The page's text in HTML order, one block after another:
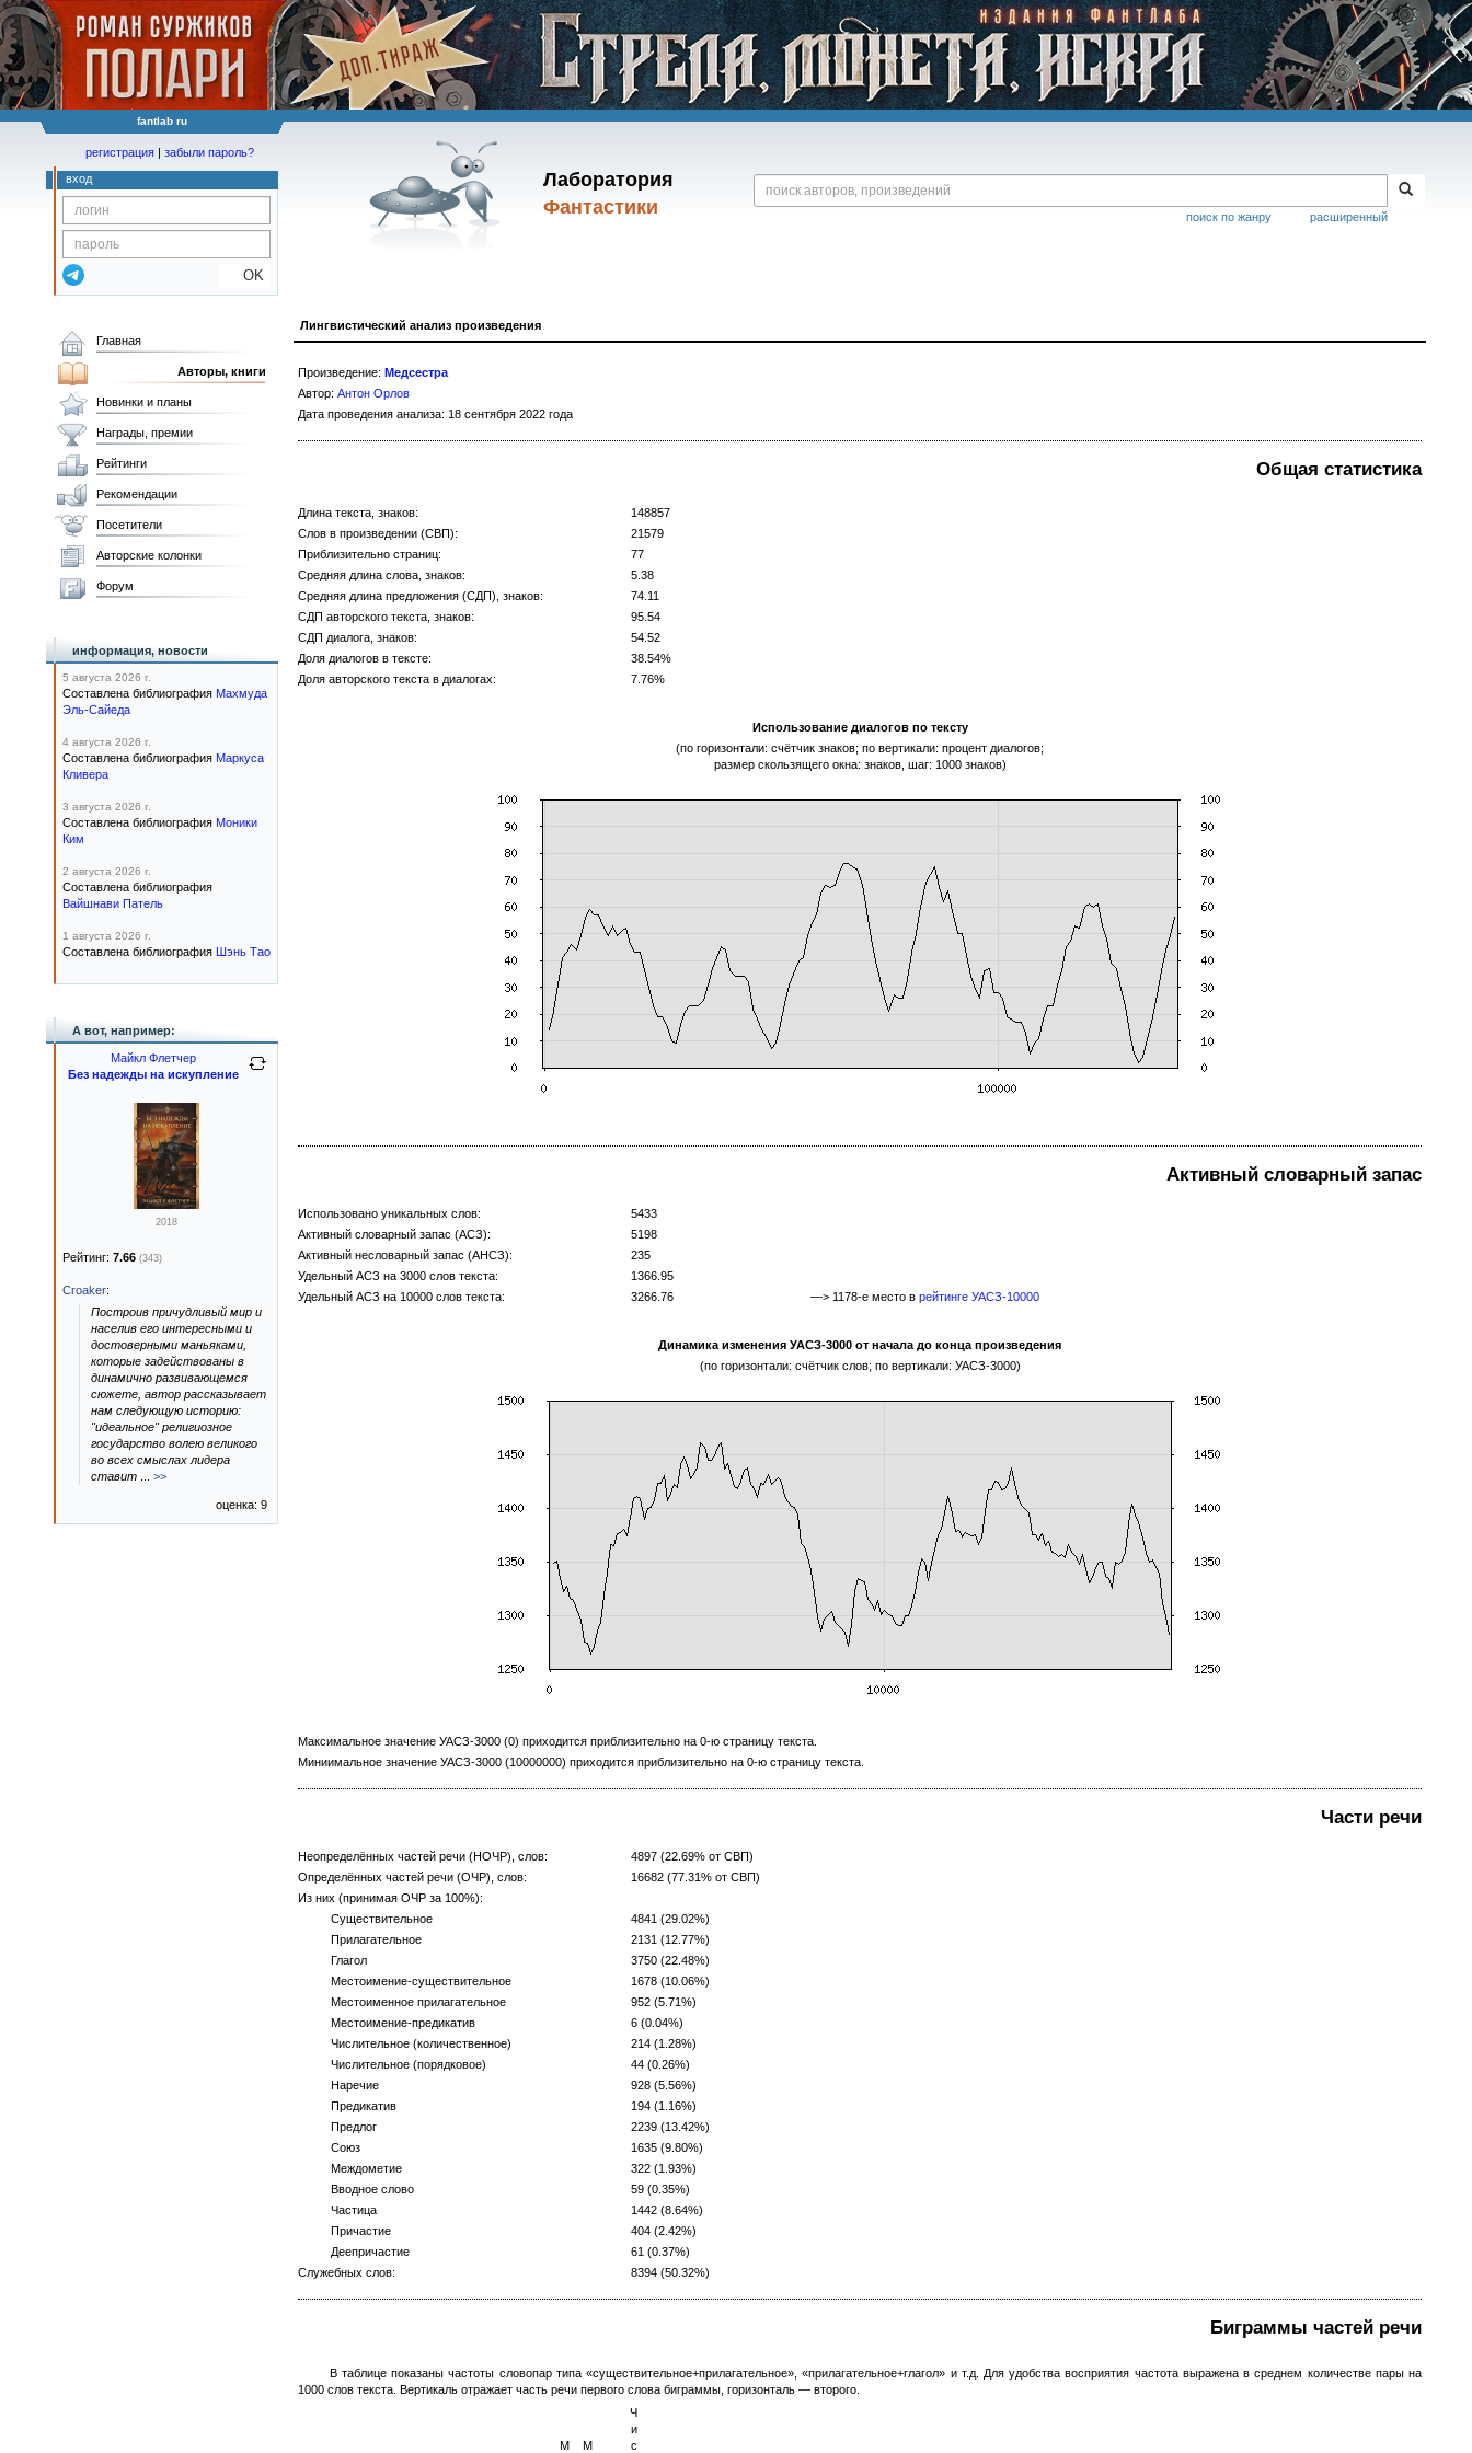
fantlab ru
Лаборатория
Фантастики
расширенный
поиск по жанру
регистрация | забыли пароль?
вход
OK
Лингвистический анализ произведения
Произведение: Медсестра
Автор: Антон Орлов
Дата проведения анализа: 18 сентября 2022 года
Общая статистика
Длина текста, знаков:
148857
Слов в произведении (СВП):
21579
Приблизительно страниц:
77
Средняя длина слова, знаков:
5.38
Средняя длина предложения (СДП), знаков:
74.11
СДП авторского текста, знаков:
95.54
СДП диалога, знаков:
54.52
Доля диалогов в тексте:
38.54%
Доля авторского текста в диалогах:
7.76%
Использование диалогов по тексту
(по горизонтали: счётчик знаков; по вертикали: процент диалогов;
размер скользящего окна: знаков, шаг: 1000 знаков)
Активный словарный запас
Использовано уникальных слов:
5433
Активный словарный запас (АСЗ):
5198
Активный несловарный запас (АНСЗ):
235
Удельный АСЗ на 3000 слов текста:
1366.95
Удельный АСЗ на 10000 слов текста:
3266.76 —> 1178-е место в рейтинге УАСЗ-10000
Динамика изменения УАСЗ-3000 от начала до конца произведения
(по горизонтали: счётчик слов; по вертикали: УАСЗ-3000)
Максимальное значение УАСЗ-3000 (0) приходится приблизительно на 0-ю страницу текста.
Миниимальное значение УАСЗ-3000 (10000000) приходится приблизительно на 0-ю страницу текста.
Части речи
Неопределённых частей речи (НОЧР), слов:
4897 (22.69% от СВП)
Определённых частей речи (ОЧР), слов:
16682 (77.31% от СВП)
Из них (принимая ОЧР за 100%):
Существительное
4841 (29.02%)
Прилагательное
2131 (12.77%)
Глагол
3750 (22.48%)
Местоимение-существительное
1678 (10.06%)
Местоименное прилагательное
952 (5.71%)
Местоимение-предикатив
6 (0.04%)
Числительное (количественное)
214 (1.28%)
Числительное (порядковое)
44 (0.26%)
Наречие
928 (5.56%)
Предикатив
194 (1.16%)
Предлог
2239 (13.42%)
Союз
1635 (9.80%)
Междометие
322 (1.93%)
Вводное слово
59 (0.35%)
Частица
1442 (8.64%)
Причастие
404 (2.42%)
Деепричастие
61 (0.37%)
Служебных слов:
8394 (50.32%)
Биграммы частей речи
В таблице показаны частоты словопар типа «существительное+прилагательное», «прилагательное+глагол» и т.д. Для удобства восприятия частота выражена в среднем количестве пары на
1000 слов текста. Вертикаль отражает часть речи первого слова биграммы, горизонталь — второго.
М
М
Ч
и
с
Главная
Авторы, книги
Новинки и планы
Награды, премии
Рейтинги
Рекомендации
Посетители
Авторские колонки
Форум
информация, новости
5 августа 2026 г.
Составлена библиография Махмуда
Эль-Сайеда
4 августа 2026 г.
Составлена библиография Маркуса
Кливера
3 августа 2026 г.
Составлена библиография Моники
Ким
2 августа 2026 г.
Составлена библиография
Вайшнави Патель
1 августа 2026 г.
Составлена библиография Шэнь Тао
А вот, например:
Майкл Флетчер
Без надежды на искупление
2018
Рейтинг: 7.66 (343)
Croaker:
Построив причудливый мир и
населив его интересными и
достоверными маньяками,
которые задействованы в
динамично развивающемся
сюжете, автор рассказывает
нам следующую историю:
"идеальное" религиозное
государство волею великого
во всех смыслах лидера
ставит
>>
оценка: 9